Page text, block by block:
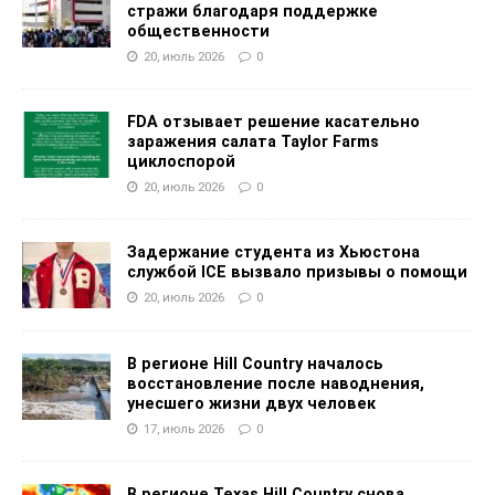
стражи благодаря поддержке
общественности
20, июль 2026 0
FDA отзывает решение касательно
заражения салата Taylor Farms
циклоспорой
20, июль 2026 0
Задержание студента из Хьюстона
службой ICE вызвало призывы о помощи
20, июль 2026 0
В регионе Hill Country началось
восстановление после наводнения,
унесшего жизни двух человек
17, июль 2026 0